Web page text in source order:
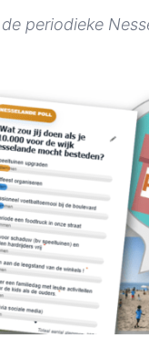
periodieke